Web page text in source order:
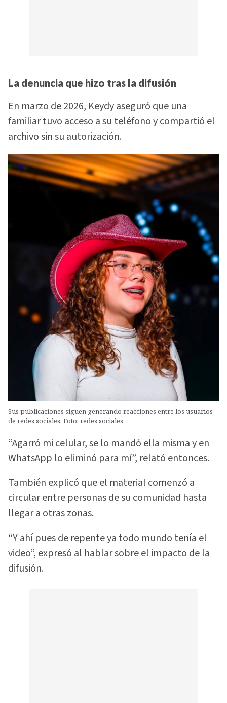
La denuncia que hizo tras la difusión
En marzo de 2026, Keydy aseguró que una
familiar tuvo acceso a su teléfono y compartió el
archivo sin su autorización.
Sus publicaciones siguen generando reacciones entre los usuarios
de redes sociales. Foto: redes sociales
“Agarró mi celular, se lo mandó ella misma y en
WhatsApp lo eliminó para mí”, relató entonces.
También explicó que el material comenzó a
circular entre personas de su comunidad hasta
llegar a otras zonas.
“Y ahí pues de repente ya todo mundo tenía el
video”, expresó al hablar sobre el impacto de la
difusión.